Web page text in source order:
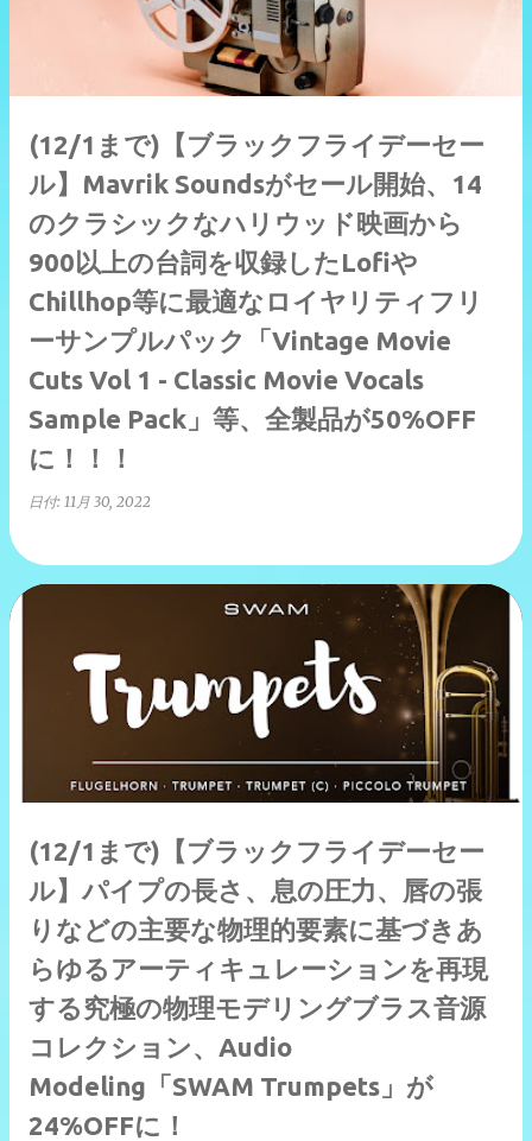
(12/1まで)【ブラックフライデーセー
ル】Mavrik Soundsがセール開始、14
のクラシックなハリウッド映画から
900以上の台詞を収録したLofiや
Chillhop等に最適なロイヤリティフリ
ーサンプルパック「Vintage Movie
Cuts Vol 1 - Classic Movie Vocals
Sample Pack」等、全製品が50%OFF
に！！！
日付: 11月 30, 2022
(12/1まで)【ブラックフライデーセー
ル】パイプの長さ、息の圧力、唇の張
りなどの主要な物理的要素に基づきあ
らゆるアーティキュレーションを再現
する究極の物理モデリングブラス音源
コレクション、Audio
Modeling「SWAM Trumpets」が
24%OFFに！